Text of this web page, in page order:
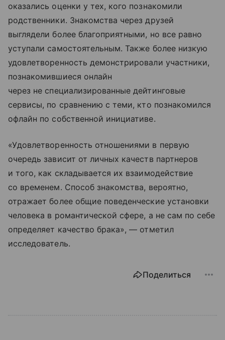
оказались оценки у тех, кого познакомили
родственники. Знакомства через друзей
выглядели более благоприятными, но все равно
уступали самостоятельным. Также более низкую
удовлетворенность демонстрировали участники,
познакомившиеся онлайн
через не специализированные дейтинговые
сервисы, по сравнению с теми, кто познакомился
офлайн по собственной инициативе.
«Удовлетворенность отношениями в первую
очередь зависит от личных качеств партнеров
и того, как складывается их взаимодействие
со временем. Способ знакомства, вероятно,
отражает более общие поведенческие установки
человека в романтической сфере, а не сам по себе
определяет качество брака», — отметил
исследователь.
Поделиться